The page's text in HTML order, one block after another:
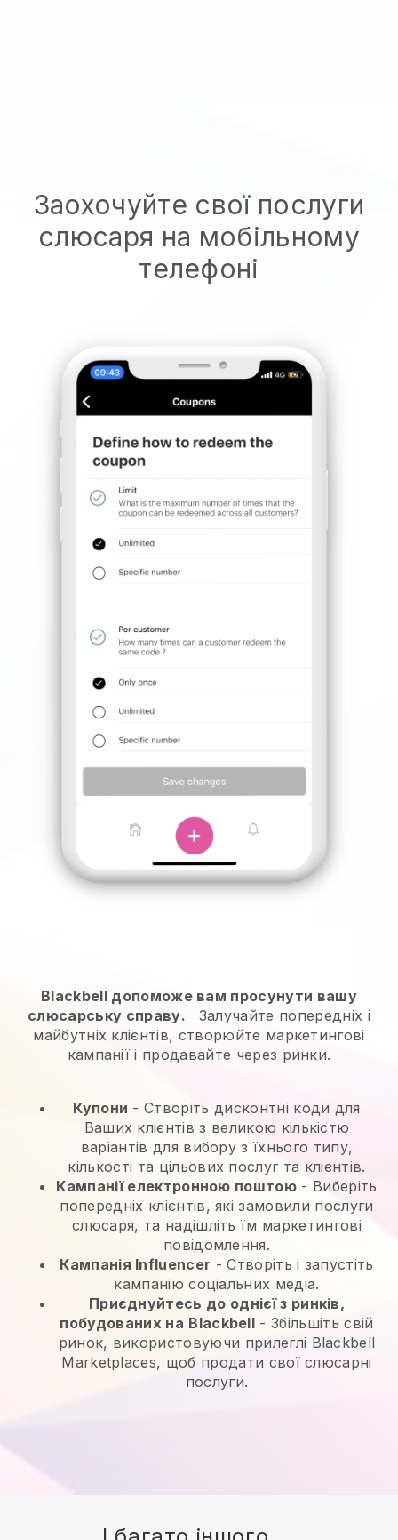
Заохочуйте свої послуги
слюсаря на мобільному
телефоні
Blackbell допоможе вам просунути вашу
слюсарську справу.
Залучайте попередніх і
майбутніх клієнтів, створюйте маркетингові
кампанії і продавайте через ринки.
Купони - Створіть дисконтні коди для
Ваших клієнтів з великою кількістю
варіантів для вибору з їхнього типу,
кількості та цільових послуг та клієнтів.
Кампанії електронною поштою - Виберіть
попередніх клієнтів, які замовили послуги
слюсаря, та надішліть їм маркетингові
повідомлення.
Кампанія Influencer - Створіть і запустіть
кампанію соціальних медіа.
Приєднуйтесь до однієї з ринків,
побудованих на Blackbell -Збільшіть свій
ринок, використовуючи прилеглі Blackbell
Marketplaces, щоб продати свої слюсарні
послуги.